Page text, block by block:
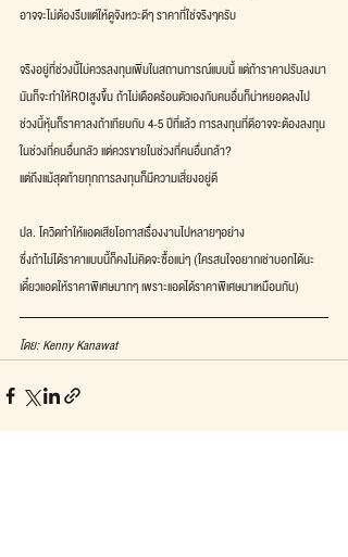
อาจจะไม่ต้องรีบแต่ให้ดูจังหวะดีๆ ราคาที่ใช่จริงๆครับ
จริงอยู่ที่ช่วงนี้ไม่ควรลงทุนเพิ่มในสถานการณ์แบบนี้ แต่ถ้าราคาปรับลงมา
มันก็จะทำให้ROIสูงขึ้น ถ้าไม่เดือดร้อนตัวเองกับคนอื่นก็น่าหยอดลงไป
ช่วงนี้หุ้นก็ราคาลงถ้าเทียบกับ 4-5 ปีที่แล้ว การลงทุนที่ดีอาจจะต้องลงทุน
ในช่วงที่คนอื่นกลัว แต่ควรขายในช่วงที่คนอื่นกล้า?
แต่ถึงแม้สุดท้ายทุกการลงทุนก็มีความเสี่ยงอยู่ดี
ปล. โควิดทำให้แอดเสียโอกาสเรื่องงานไปหลายๆอย่าง
ซึ่งถ้าไม่ได้ราคาแบบนี้ก็คงไม่คิดจะซื้อแน่ๆ (ใครสนใจอยากเช่าบอกได้นะ
เดี๋ยวแอดให้ราคาพิเศษมากๆ เพราะแอดได้ราคาพิเศษมาเหมือนกัน)
โดย: Kenny Kanawat